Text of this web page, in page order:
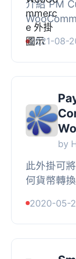
介紹 PM
輕量但功
可以讓你
換訪客當...
2021-08-
by
此外掛可
何貨幣轉
PRO 版本
的貨幣匯
2020-05-